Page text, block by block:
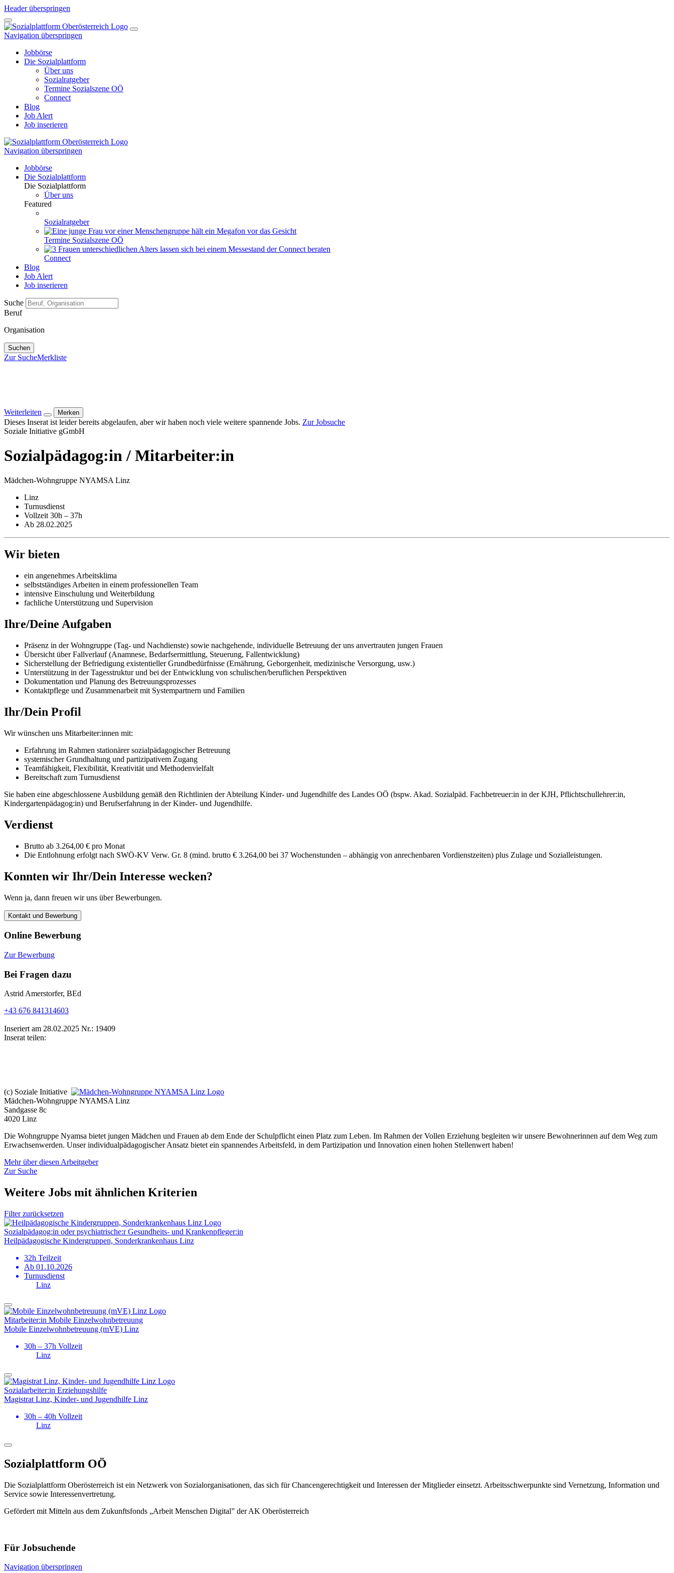
Header überspringen
Navigation überspringen
Jobbörse
Die Sozialplattform
Über uns
Sozialratgeber
Termine Sozialszene OÖ
Connect
Blog
Job Alert
Job inserieren
Navigation überspringen
Jobbörse
Die Sozialplattform
Die Sozialplattform
Über uns
Featured
Sozialratgeber
Termine Sozialszene OÖ
Connect
Blog
Job Alert
Job inserieren
Suche
Beruf
Organisation
Suchen
Zur SucheMerkliste
Weiterleiten Merken
Dieses Inserat ist leider bereits abgelaufen, aber wir haben noch viele weitere spannende Jobs. Zur Jobsuche
Soziale Initiative gGmbH
Sozialpädagog:in / Mitarbeiter:in
Mädchen-Wohngruppe NYAMSA Linz
Linz
Turnusdienst
Vollzeit 30h – 37h
Ab 28.02.2025
Wir bieten
ein angenehmes Arbeitsklima
selbstständiges Arbeiten in einem professionellen Team
intensive Einschulung und Weiterbildung
fachliche Unterstützung und Supervision
Ihre/Deine Aufgaben
Präsenz in der Wohngruppe (Tag- und Nachdienste) sowie nachgehende, individuelle Betreuung der uns anvertrauten jungen Frauen
Übersicht über Fallverlauf (Anamnese, Bedarfsermittlung, Steuerung, Fallentwicklung)
Sicherstellung der Befriedigung existentieller Grundbedürfnisse (Ernährung, Geborgenheit, medizinische Versorgung, usw.)
Unterstützung in der Tagesstruktur und bei der Entwicklung von schulischen/beruflichen Perspektiven
Dokumentation und Planung des Betreuungsprozesses
Kontaktpflege und Zusammenarbeit mit Systempartnern und Familien
Ihr/Dein Profil
Wir wünschen uns Mitarbeiter:innen mit:
Erfahrung im Rahmen stationärer sozialpädagogischer Betreuung
systemischer Grundhaltung und partizipativem Zugang
Teamfähigkeit, Flexibilität, Kreativität und Methodenvielfalt
Bereitschaft zum Turnusdienst
Sie haben eine abgeschlossene Ausbildung gemäß den Richtlinien der Abteilung Kinder- und Jugendhilfe des Landes OÖ (bspw. Akad. Sozialpäd. Fachbetreuer:in in der KJH, Pflichtschullehrer:in,
Kindergartenpädagog:in) und Berufserfahrung in der Kinder- und Jugendhilfe.
Verdienst
Brutto ab 3.264,00 € pro Monat
Die Entlohnung erfolgt nach SWÖ-KV Verw. Gr. 8 (mind. brutto € 3.264,00 bei 37 Wochenstunden – abhängig von anrechenbaren Vordienstzeiten) plus Zulage und Sozialleistungen.
Konnten wir Ihr/Dein Interesse wecken?
Wenn ja, dann freuen wir uns über Bewerbungen.
Kontakt und Bewerbung
Online Bewerbung
Zur Bewerbung
Bei Fragen dazu
Astrid Amerstorfer, BEd
+43 676 841314603
Inseriert am 28.02.2025 Nr.: 19409
Inserat teilen:
(c) Soziale Initiative
Mädchen-Wohngruppe NYAMSA Linz
Sandgasse 8c
4020 Linz
Die Wohngruppe Nyamsa bietet jungen Mädchen und Frauen ab dem Ende der Schulpflicht einen Platz zum Leben. Im Rahmen der Vollen Erziehung begleiten wir unsere Bewohnerinnen auf dem Weg zum
Erwachsenwerden. Unser individualpädagogischer Ansatz bietet ein spannendes Arbeitsfeld, in dem Partizipation und Innovation einen hohen Stellenwert haben!
Mehr über diesen Arbeitgeber
Zur Suche
Weitere Jobs mit ähnlichen Kriterien
Filter zurücksetzen
Sozialpädagog:in oder psychiatrische:r Gesundheits- und Kranken­pfleger:in
Heilpädagogische Kindergruppen, Sonderkrankenhaus Linz
32h Teilzeit
Ab 01.10.2026
Turnusdienst
Linz
Mitarbeiter:in Mobile Einzelwohn­betreuung
Mobile Einzelwohnbetreuung (mVE) Linz
30h – 37h Vollzeit
Linz
Sozialarbeiter:in Erziehungshilfe
Magistrat Linz, Kinder- und Jugendhilfe Linz
30h – 40h Vollzeit
Linz
Sozialplattform OÖ
Die Sozialplattform Oberösterreich ist ein Netzwerk von Sozialorganisationen, das sich für Chancengerechtigkeit und Interessen der Mitglieder einsetzt. Arbeitsschwerpunkte sind Vernetzung, Information und
Service sowie Interessenvertretung.
Gefördert mit Mitteln aus dem Zukunftsfonds „Arbeit Menschen Digital” der AK Oberösterreich
Für Jobsuchende
Navigation überspringen